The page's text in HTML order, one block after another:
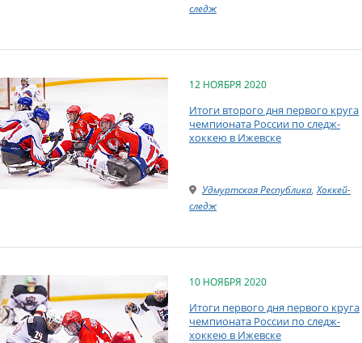
следж
12 НОЯБРЯ 2020
Итоги второго дня первого круга
чемпионата России по следж-
хоккею в Ижевске
Удмуртская Республика,Хоккей-
следж
10 НОЯБРЯ 2020
Итоги первого дня первого круга
чемпионата России по следж-
хоккею в Ижевске